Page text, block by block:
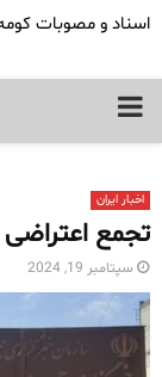
اسناد و مصوبات
PRIMARY
اخبار ایران
تجمع
سپتامبر 19, 2024